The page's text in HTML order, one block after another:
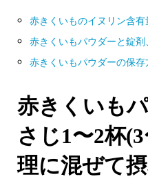
赤きくいものイヌリン含有
赤きくいもパウダーと錠
赤きくいもパウダーの保
赤きくいも
さじ1〜2杯
理に混ぜて